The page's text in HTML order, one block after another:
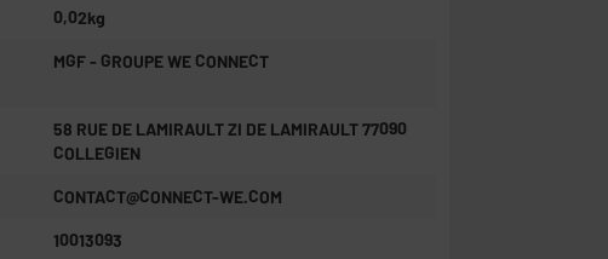
0,02kg
MGF - GROUPE WE CONNECT
58 RUE DE LAMIRAULT ZI DE LAMIRAULT 77090
COLLEGIEN
CONTACT@CONNECT-WE.COM
10013093